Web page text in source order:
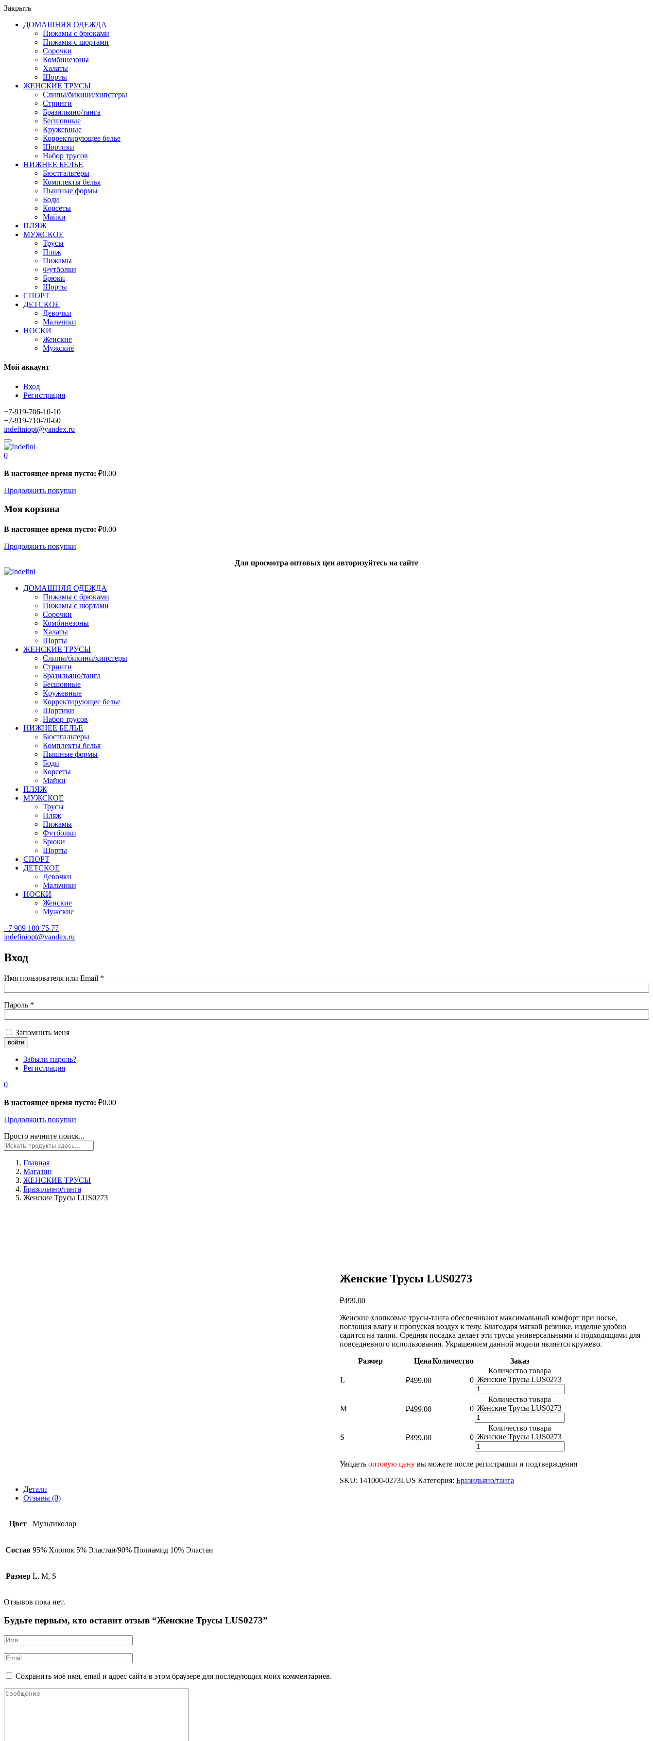
Закрыть
ДОМАШНЯЯ ОДЕЖДА
Пижамы с брюками
Пижамы с шортами
Сорочки
Комбинезоны
Халаты
Шорты
ЖЕНСКИЕ ТРУСЫ
Слипы/бикини/хипстеры
Стринги
Бразильяно/танга
Бесшовные
Кружевные
Корректирующее белье
Шортики
Набор трусов
НИЖНЕЕ БЕЛЬЕ
Бюстгальтеры
Комплекты белья
Пышные формы
Боди
Корсеты
Майки
ПЛЯЖ
МУЖСКОЕ
Трусы
Пляж
Пижамы
Футболки
Брюки
Шорты
СПОРТ
ДЕТСКОЕ
Девочки
Мальчики
НОСКИ
Женские
Мужские
Мой аккаунт
Вход
Регистрация
+7-919-706-10-10
+7-919-710-70-60
indefiniopt@yandex.ru
0
В настоящее время пусто: ₽0.00
Продолжить покупки
Моя корзина
В настоящее время пусто: ₽0.00
Продолжить покупки
Для просмотра оптовых цен авторизуйтесь на сайте
ДОМАШНЯЯ ОДЕЖДА
Пижамы с брюками
Пижамы с шортами
Сорочки
Комбинезоны
Халаты
Шорты
ЖЕНСКИЕ ТРУСЫ
Слипы/бикини/хипстеры
Стринги
Бразильяно/танга
Бесшовные
Кружевные
Корректирующее белье
Шортики
Набор трусов
НИЖНЕЕ БЕЛЬЕ
Бюстгальтеры
Комплекты белья
Пышные формы
Боди
Корсеты
Майки
ПЛЯЖ
МУЖСКОЕ
Трусы
Пляж
Пижамы
Футболки
Брюки
Шорты
СПОРТ
ДЕТСКОЕ
Девочки
Мальчики
НОСКИ
Женские
Мужские
+7 909 100 75 77
indefiniopt@yandex.ru
Вход
Имя пользователя или Email *
Пароль *
Запомнить меня
Забыли пароль?
Регистрация
0
В настоящее время пусто: ₽0.00
Продолжить покупки
Просто начните поиск...
Главная
Магазин
ЖЕНСКИЕ ТРУСЫ
Бразильяно/танга
Женские Трусы LUS0273
Женские Трусы LUS0273
₽499.00
Женские хлопковые трусы-танга обеспечивают максимальный комфорт при носке,
поглощая влагу и пропуская воздух к телу. Благодаря мягкой резинке, изделие удобно
садится на талии. Средняя посадка делает эти трусы универсальными и подходящими для
повседневного использования. Украшением данной модели является кружево.
Размер ЦенаКоличество Заказ
L ₽499.00 0
Количество товара
Женские Трусы LUS0273
M ₽499.00 0
Количество товара
Женские Трусы LUS0273
S ₽499.00 0
Количество товара
Женские Трусы LUS0273
Увидеть оптовую ценувы можете после регистрации и подтверждения
SKU: 141000-0273LUS Категория: Бразильяно/танга
Детали
Отзывы (0)
Цвет Мультиколор
Состав 95% Хлопок 5% Эластан/90% Полиамид 10% Эластан
Размер L, M, S
Отзывов пока нет.
Будьте первым, кто оставит отзыв “Женские Трусы LUS0273”
Сохранить моё имя, email и адрес сайта в этом браузере для последующих моих комментариев.